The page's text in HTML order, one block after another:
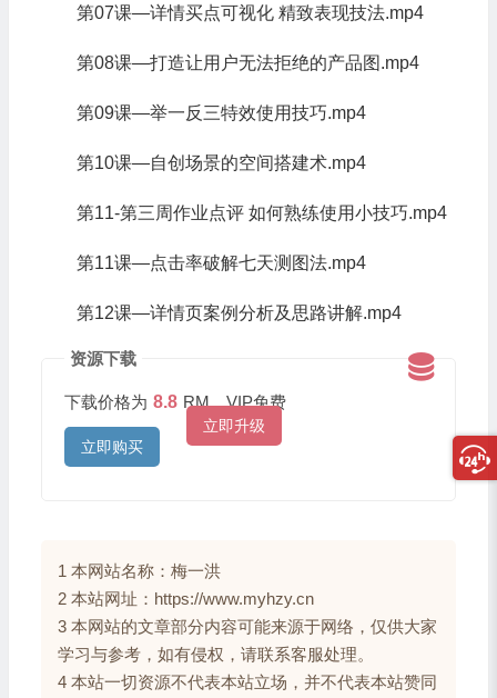
第07课—详情买点可视化 精致表现技法.mp4
第08课—打造让用户无法拒绝的产品图.mp4
第09课—举一反三特效使用技巧.mp4
第10课—自创场景的空间搭建术.mp4
第11-第三周作业点评 如何熟练使用小技巧.mp4
第11课—点击率破解七天测图法.mp4
第12课—详情页案例分析及思路讲解.mp4
资源下载
下载价格为 8.8 RM，VIP免费
立即升级
立即购买
1 本网站名称：梅一洪
2 本站网址：https://www.myhzy.cn
3 本网站的文章部分内容可能来源于网络，仅供大家
学习与参考，如有侵权，请联系客服处理。
4 本站一切资源不代表本站立场，并不代表本站赞同